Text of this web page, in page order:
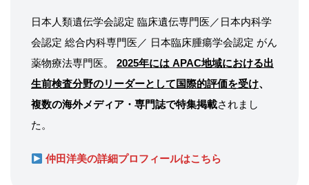
日本人類遺伝学会認定 臨床遺伝専門医／日本内科学
会認定 総合内科専門医／ 日本臨床腫瘍学会認定 がん
薬物療法専門医。 2025年には APAC地域における出
生前検査分野のリーダーとして国際的評価を受け、
複数の海外メディア・専門誌で特集掲載されまし
た。
仲田洋美の詳細プロフィールはこちら